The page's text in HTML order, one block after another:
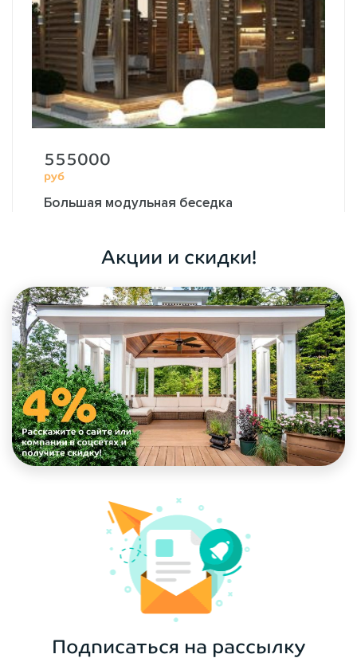
555000
руб
Большая модульная беседка
5,0х3,0 м. до 20
ОФОРМИТЬ ЗАКАЗ
Акции и скидки!
Подписаться на рассылку